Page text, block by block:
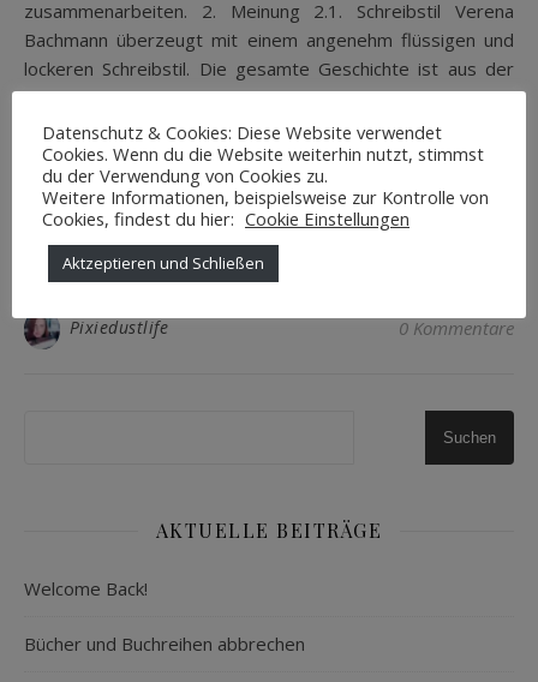
zusammenarbeiten. 2. Meinung 2.1. Schreibstil Verena
Bachmann überzeugt mit einem angenehm flüssigen und
lockeren Schreibstil. Die gesamte Geschichte ist aus der
Sicht von Enju geschrieben und die Einführung der
einzelnen Charaktere ist gut geglückt, sodass man sich in
der Welt mit vielen verschiedenen Wesen…
WEITERLESEN
Pixiedustlife 0 Kommentare
Suchen
AKTUELLE BEITRÄGE
Welcome Back!
Bücher und Buchreihen abbrechen
Datenschutz & Cookies: Diese Website verwendet
Cookies. Wenn du die Website weiterhin nutzt, stimmst
du der Verwendung von Cookies zu.
Weitere Informationen, beispielsweise zur Kontrolle von
Cookies, findest du hier: Cookie Einstellungen
Aktzeptieren und Schließen